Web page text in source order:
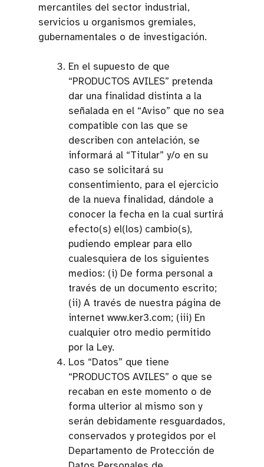
mercantiles del sector industrial,
servicios u organismos gremiales,
gubernamentales o de investigación.
En el supuesto de que
“PRODUCTOS AVILES” pretenda
dar una finalidad distinta a la
señalada en el “Aviso” que no sea
compatible con las que se
describen con antelación, se
informará al “Titular” y/o en su
caso se solicitará su
consentimiento, para el ejercicio
de la nueva finalidad, dándole a
conocer la fecha en la cual surtirá
efecto(s) el(los) cambio(s),
pudiendo emplear para ello
cualesquiera de los siguientes
medios: (i) De forma personal a
través de un documento escrito;
(ii) A través de nuestra página de
internet www.ker3.com; (iii) En
cualquier otro medio permitido
por la Ley.
Los “Datos” que tiene
“PRODUCTOS AVILES” o que se
recaban en este momento o de
forma ulterior al mismo son y
serán debidamente resguardados,
conservados y protegidos por el
Departamento de Protección de